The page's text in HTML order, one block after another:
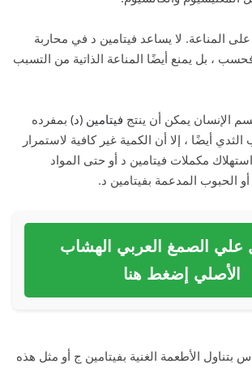
على المناعة. لا يساعد فيتامين د في محاربة
فحسب ، بل يمنع أيضًا المناعة الذاتية من التسبب
الإنسان يمكن أن ينتج فيتامين (د) بمفرده
أيضًا ، إلا أن الكمية غير كافية لاستمرار
مكملات فيتامين د أو حتى المواد
أو الحبوب المدعمة بفيتامين د.
علي الصمغ العربي الهشاب
الأصلي إضغط هنا
بتناول الأطعمة الغنية بفيتامين ج أو مثل هذه